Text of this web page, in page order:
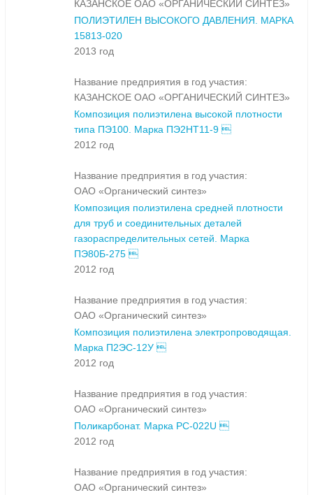
КАЗАНСКОЕ ОАО «ОРГАНИЧЕСКИЙ СИНТЕЗ»
ПОЛИЭТИЛЕН ВЫСОКОГО ДАВЛЕНИЯ. МАРКА
15813-020
2013 год
Название предприятия в год участия:
КАЗАНСКОЕ ОАО «ОРГАНИЧЕСКИЙ СИНТЕЗ»
Композиция полиэтилена высокой плотности
типа ПЭ100. Марка ПЭ2НТ11-9 
2012 год
Название предприятия в год участия:
ОАО «Органический синтез»
Композиция полиэтилена средней плотности
для труб и соединительных деталей
газораспределительных сетей. Марка
ПЭ80Б-275 
2012 год
Название предприятия в год участия:
ОАО «Органический синтез»
Композиция полиэтилена электропроводящая.
Марка П2ЭС-12У 
2012 год
Название предприятия в год участия:
ОАО «Органический синтез»
Поликарбонат. Марка PC-022U 
2012 год
Название предприятия в год участия:
ОАО «Органический синтез»